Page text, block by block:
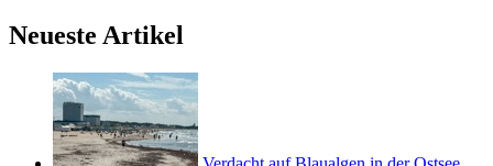
Neueste Artikel